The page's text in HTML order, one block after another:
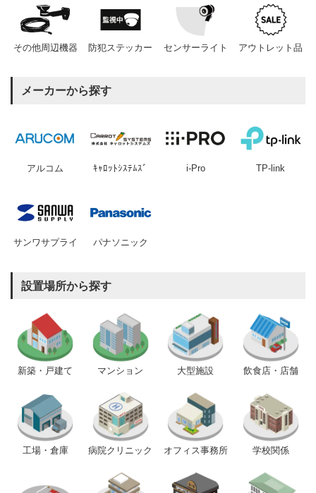
その他周辺機器 防犯ステッカー センサーライト アウトレット品
メーカーから探す
アルコム ｷｬﾛｯﾄｼｽﾃﾑｽﾞ i-Pro TP-link
サンワサプライ パナソニック
設置場所から探す
新築・戸建て マンション 大型施設 飲食店・店舗
工場・倉庫 病院クリニック オフィス事務所 学校関係